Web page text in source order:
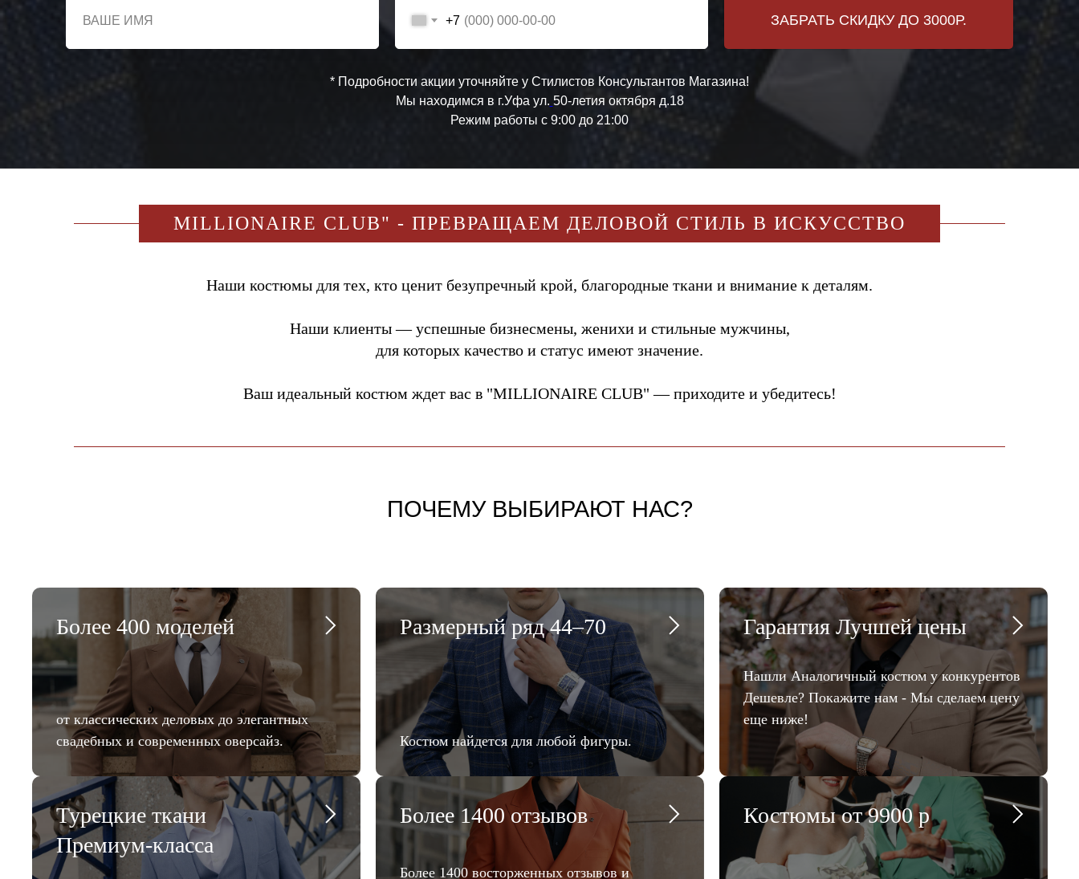
* Подробности акции уточняйте у Стилистов Консультантов Магазина!
Мы находимся в г.Уфа ул. 50-летия октября д.18
Режим работы с 9:00 до 21:00
+7 ЗАБРАТЬ СКИДКУ ДО 3000Р.
MILLIONAIRE CLUB" - ПРЕВРАЩАЕМ ДЕЛОВОЙ СТИЛЬ В ИСКУССТВО
Наши костюмы для тех, кто ценит безупречный крой, благородные ткани и внимание к деталям.
Наши клиенты — успешные бизнесмены, женихи и стильные мужчины,
для которых качество и статус имеют значение.
Ваш идеальный костюм ждет вас в "MILLIONAIRE CLUB" — приходите и убедитесь!
ПОЧЕМУ ВЫБИРАЮТ НАС?
Более 400 моделей
от классических деловых до элегантных
свадебных и современных оверсайз.
Размерный ряд 44–70
Костюм найдется для любой фигуры.
Гарантия Лучшей цены
Нашли Аналогичный костюм у конкурентов
Дешевле? Покажите нам - Мы сделаем цену
еще ниже!
Турецкие ткани
Премиум-класса
Более 1400 отзывов
Более 1400 восторженных отзывов и
Костюмы от 9900 р